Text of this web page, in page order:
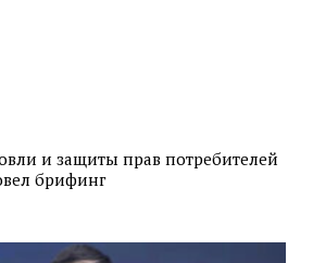
и защиты прав потребителей
брифинг